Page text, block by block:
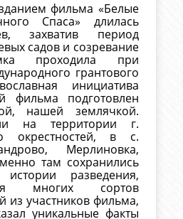
фильма «Белые
Спаса» длилась
захватив период
садов и созревание
проходила при
грантового
инициатива
фильма подготовлен
нашей землячкой.
на территории г.
окрестностей, в с.
Мерлиновка,
там сохранились
разведения,
многих сортов
из участников фильма,
уникальные факты